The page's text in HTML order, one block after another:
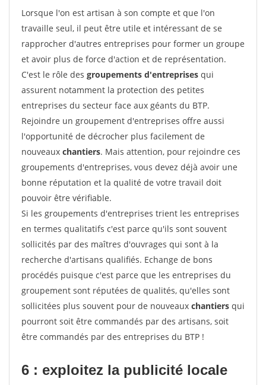
Lorsque l'on est artisan à son compte et que l'on
travaille seul, il peut être utile et intéressant de se
rapprocher d'autres entreprises pour former un groupe
et avoir plus de force d'action et de représentation.
C'est le rôle des groupements d'entreprises qui
assurent notamment la protection des petites
entreprises du secteur face aux géants du BTP.
Rejoindre un groupement d'entreprises offre aussi
l'opportunité de décrocher plus facilement de
nouveaux chantiers. Mais attention, pour rejoindre ces
groupements d'entreprises, vous devez déjà avoir une
bonne réputation et la qualité de votre travail doit
pouvoir être vérifiable.
Si les groupements d'entreprises trient les entreprises
en termes qualitatifs c'est parce qu'ils sont souvent
sollicités par des maîtres d'ouvrages qui sont à la
recherche d'artisans qualifiés. Echange de bons
procédés puisque c'est parce que les entreprises du
groupement sont réputées de qualités, qu'elles sont
sollicitées plus souvent pour de nouveaux chantiers qui
pourront soit être commandés par des artisans, soit
être commandés par des entreprises du BTP !
6 : exploitez la publicité locale